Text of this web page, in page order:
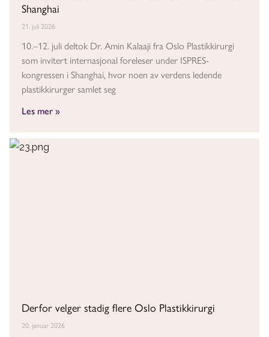
Shanghai
21. juli 2026
10.–12. juli deltok Dr. Amin Kalaaji fra Oslo Plastikkirurgi
som invitert internasjonal foreleser under ISPRES-
kongressen i Shanghai, hvor noen av verdens ledende
plastikkirurger samlet seg
Les mer »
Derfor velger stadig flere Oslo Plastikkirurgi
20. januar 2026